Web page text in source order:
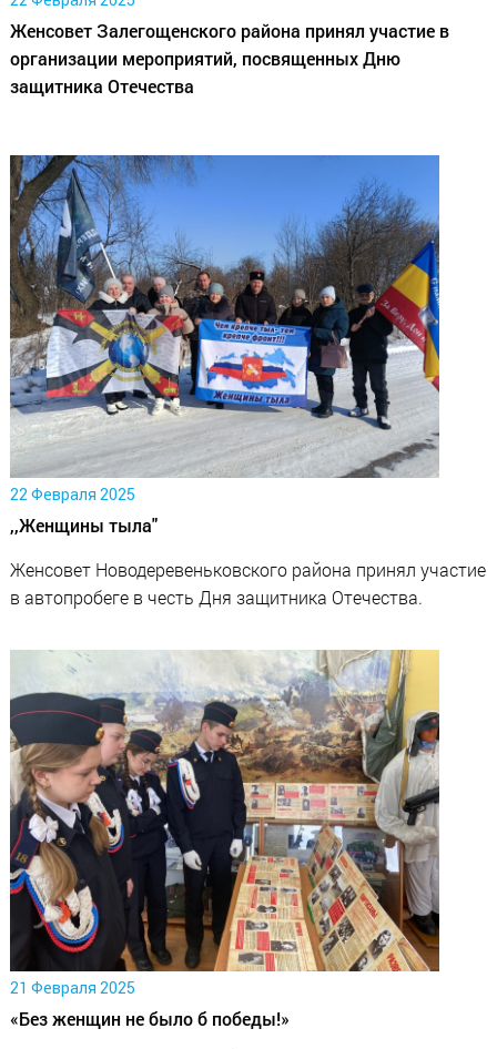
Женсовет Залегощенского района принял участие в
организации мероприятий, посвященных Дню
защитника Отечества
22 Февраля 2025
,,Женщины тыла"
Женсовет Новодеревеньковского района принял участие
в автопробеге в честь Дня защитника Отечества.
21 Февраля 2025
«Без женщин не было б победы!»